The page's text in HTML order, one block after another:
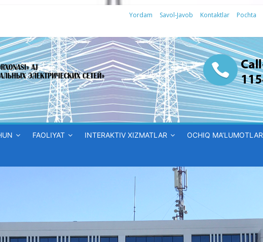
Yordam Savol-Javob Kontaktlar Pochta
FAOLIYAT INTERAKTIV XIZMATLAR OCHIQ MA’LUMOTLAR